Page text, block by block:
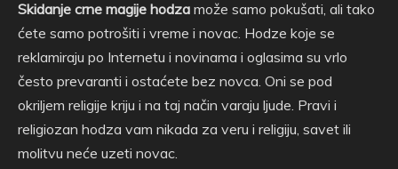
Skidanje crne magije hodza može samo pokušati, ali tako
ćete samo potrošiti i vreme i novac. Hodze koje se
reklamiraju po Internetu i novinama i oglasima su vrlo
često prevaranti i ostaćete bez novca. Oni se pod
okriljem religije kriju i na taj način varaju ljude. Pravi i
religiozan hodza vam nikada za veru i religiju, savet ili
molitvu neće uzeti novac.